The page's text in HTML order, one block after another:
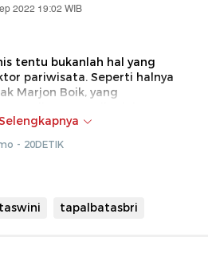
2022 19:02 WIB
tentu bukanlah hal yang
pariwisata. Seperti halnya
Marjon Boik, yang
Utara, Nusa Tenggara Timur.
program Tapal
di beberapa wilayah
tentang Tapal Batas di
- 20DETIK
tapalbatasbri